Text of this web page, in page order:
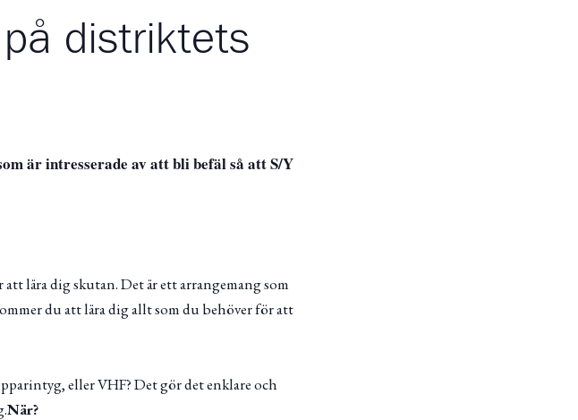
distriktets
är intresserade av att bli befäl så att S/Y
lära dig skutan. Det är ett arrangemang som
du att lära dig allt som du behöver för att
eller VHF? Det gör det enklare och
När?